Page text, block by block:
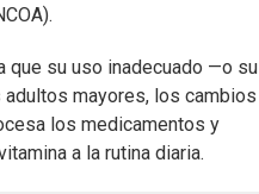
que su uso inadecuado —o su
mayores, los cambios
los medicamentos y
a la rutina diaria.